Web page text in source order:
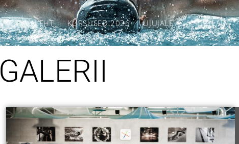
AVALEHT KURSUSED 2026 UJUJALE UJULAD
GALERII